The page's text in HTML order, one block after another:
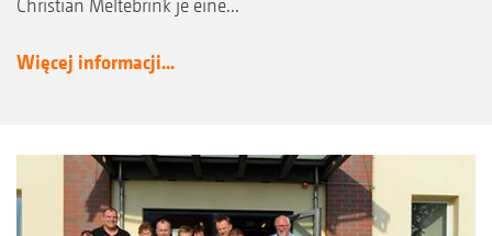
Christian Meltebrink je eine...
Więcej informacji...